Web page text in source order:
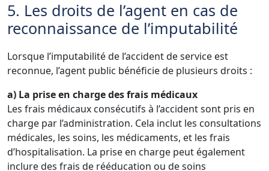
5. Les droits de l’agent en cas de
reconnaissance de l’imputabilité
Lorsque l’imputabilité de l’accident de service est
reconnue, l’agent public bénéficie de plusieurs droits :
a) La prise en charge des frais médicaux
Les frais médicaux consécutifs à l’accident sont pris en
charge par l’administration. Cela inclut les consultations
médicales, les soins, les médicaments, et les frais
d’hospitalisation. La prise en charge peut également
inclure des frais de rééducation ou de soins